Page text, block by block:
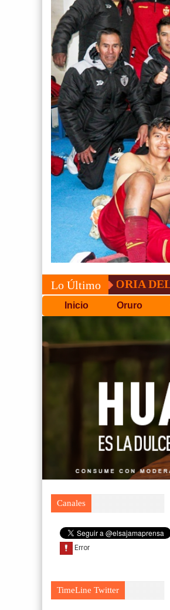
Lo ÚltimoDEL C.P.D.O.
Inicio Oruro
Canales
TimeLine Twitter